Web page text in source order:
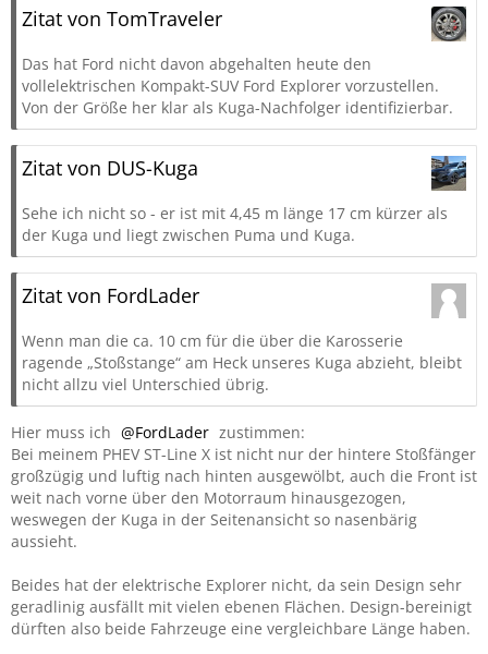
Zitat von TomTraveler
Das hat Ford nicht davon abgehalten heute den
vollelektrischen Kompakt-SUV Ford Explorer vorzustellen.
Von der Größe her klar als Kuga-Nachfolger identifizierbar.
Zitat von DUS-Kuga
Sehe ich nicht so - er ist mit 4,45 m länge 17 cm kürzer als
der Kuga und liegt zwischen Puma und Kuga.
Zitat von FordLader
Wenn man die ca. 10 cm für die über die Karosserie
ragende „Stoßstange“ am Heck unseres Kuga abzieht, bleibt
nicht allzu viel Unterschied übrig.
Hier muss ich FordLader zustimmen:
Bei meinem PHEV ST-Line X ist nicht nur der hintere Stoßfänger
großzügig und luftig nach hinten ausgewölbt, auch die Front ist
weit nach vorne über den Motorraum hinausgezogen,
weswegen der Kuga in der Seitenansicht so nasenbärig
aussieht.
Beides hat der elektrische Explorer nicht, da sein Design sehr
geradlinig ausfällt mit vielen ebenen Flächen. Design-bereinigt
dürften also beide Fahrzeuge eine vergleichbare Länge haben.